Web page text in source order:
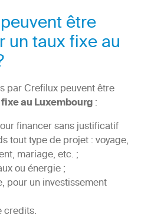
être
taux fixe au
par Crefilux peuvent être
au Luxembourg:
financer sans justificatif
tout type de projet : voyage,
mariage, etc. ;
ou énergie ;
pour un investissement
credits.